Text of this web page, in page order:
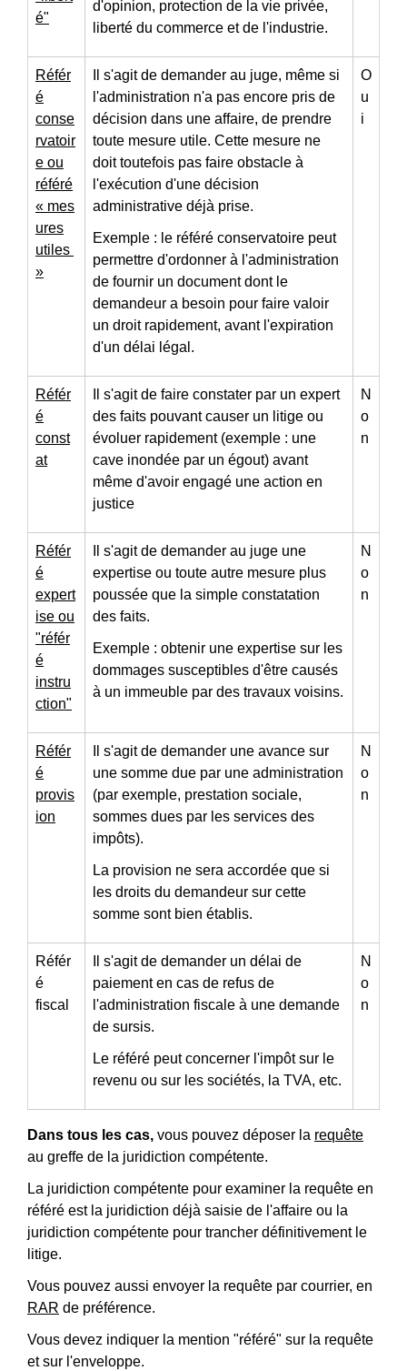
é"
d'opinion, protection de la vie privée,
liberté du commerce et de l'industrie.
Référ
é
conse
rvatoir
e ou
référé
« mes
ures
utiles
»
Il s'agit de demander au juge, même si
l'administration n'a pas encore pris de
décision dans une affaire, de prendre
toute mesure utile. Cette mesure ne
doit toutefois pas faire obstacle à
l'exécution d'une décision
administrative déjà prise.
Exemple : le référé conservatoire peut
permettre d'ordonner à l'administration
de fournir un document dont le
demandeur a besoin pour faire valoir
un droit rapidement, avant l'expiration
d'un délai légal.
O
u
i
Référ
é
const
at
Il s'agit de faire constater par un expert
des faits pouvant causer un litige ou
évoluer rapidement (exemple : une
cave inondée par un égout) avant
même d'avoir engagé une action en
justice
N
o
n
Référ
é
expert
ise ou
"référ
é
instru
ction"
Il s'agit de demander au juge une
expertise ou toute autre mesure plus
poussée que la simple constatation
des faits.
Exemple : obtenir une expertise sur les
dommages susceptibles d'être causés
à un immeuble par des travaux voisins.
N
o
n
Référ
é
provis
ion
Il s'agit de demander une avance sur
une somme due par une administration
(par exemple, prestation sociale,
sommes dues par les services des
impôts).
La provision ne sera accordée que si
les droits du demandeur sur cette
somme sont bien établis.
N
o
n
Référ
é
fiscal
Il s'agit de demander un délai de
paiement en cas de refus de
l'administration fiscale à une demande
de sursis.
Le référé peut concerner l'impôt sur le
revenu ou sur les sociétés, la TVA, etc.
N
o
n
Dans tous les cas, vous pouvez déposer la requête
au greffe de la juridiction compétente.
La juridiction compétente pour examiner la requête en
référé est la juridiction déjà saisie de l'affaire ou la
juridiction compétente pour trancher définitivement le
litige.
Vous pouvez aussi envoyer la requête par courrier, en
RAR de préférence.
Vous devez indiquer la mention "référé" sur la requête
et sur l'enveloppe.